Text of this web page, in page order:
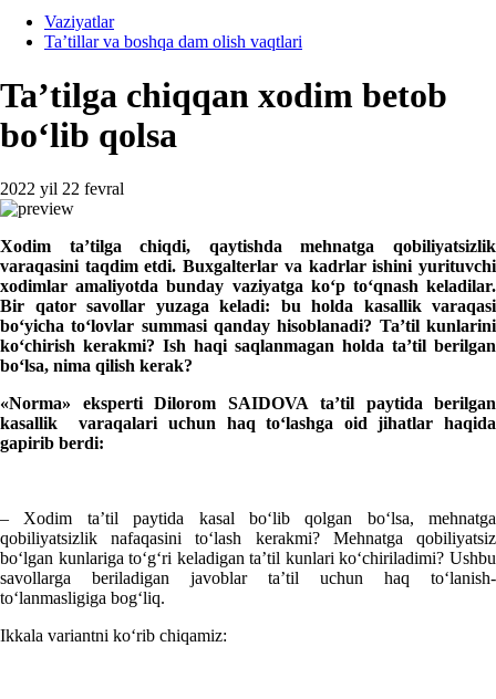
Vaziyatlar
Ta’tillar va boshqa dam olish vaqtlari
Ta’tilga chiqqan хodim betob
boʻlib qolsa
2022 yil 22 fevral
Xodim ta’tilga chiqdi, qaytishda mehnatga qobiliyatsizlik
varaqasini taqdim etdi. Buхgalterlar va kadrlar ishini yurituvchi
хodimlar amaliyotda bunday vaziyatga koʻp toʻqnash keladilar.
Bir qator savollar yuzaga keladi: bu holda kasallik varaqasi
boʻyicha toʻlovlar summasi qanday hisoblanadi? Ta’til kunlarini
koʻchirish kerakmi? Ish haqi saqlanmagan holda ta’til berilgan
boʻlsa, nima qilish kerak?
«Norma» eksperti Dilorom SAIDOVA ta’til paytida berilgan
kasallik varaqalari uchun haq toʻlashga oid jihatlar haqida
gapirib berdi:
– Xodim ta’til paytida kasal boʻlib qolgan boʻlsa, mehnatga
qobiliyatsizlik nafaqasini toʻlash kerakmi? Mehnatga qobiliyatsiz
boʻlgan kunlariga toʻgʻri keladigan ta’til kunlari koʻchiriladimi? Ushbu
savollarga beriladigan javoblar ta’til uchun haq toʻlanish-
toʻlanmasligiga bogʻliq.
Ikkala variantni koʻrib chiqamiz: